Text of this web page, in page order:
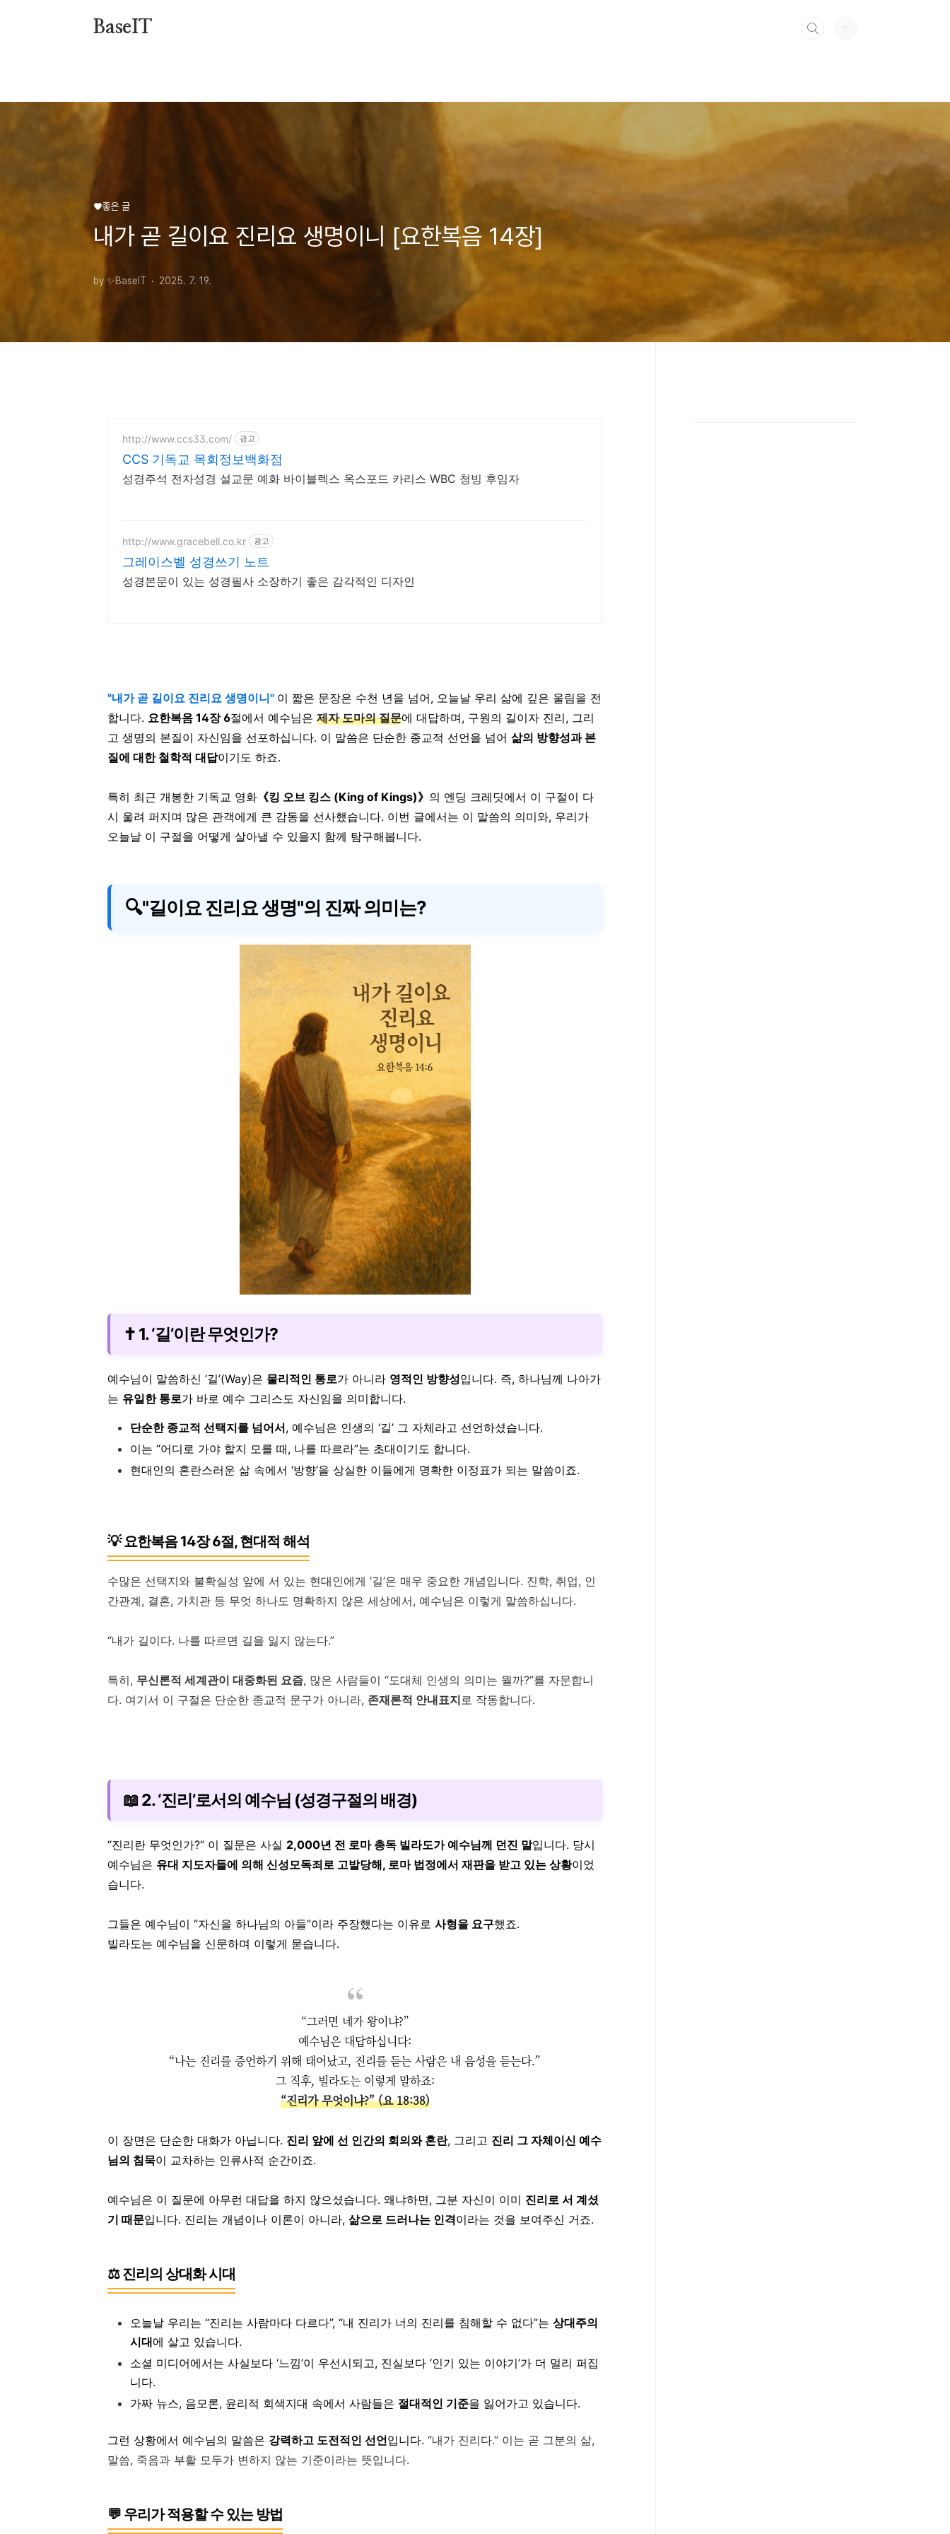
BaseIT
♥️좋은 글
내가 곧 길이요 진리요 생명이니 [요한복음 14장]
by ✨BaseIT 2025. 7. 19.
http://www.ccs33.com/ 광고
CCS 기독교 목회정보백화점
성경주석 전자성경 설교문 예화 바이블렉스 옥스포드 카리스 WBC 청빙 후임자
http://www.gracebell.co.kr 광고
그레이스벨 성경쓰기 노트
성경본문이 있는 성경필사 소장하기 좋은 감각적인 디자인
"내가 곧 길이요 진리요 생명이니" 이 짧은 문장은 수천 년을 넘어, 오늘날 우리 삶에 깊은 울림을 전
합니다. 요한복음 14장 6절에서 예수님은 제자 도마의 질문에 대답하며, 구원의 길이자 진리, 그리
고 생명의 본질이 자신임을 선포하십니다. 이 말씀은 단순한 종교적 선언을 넘어 삶의 방향성과 본
질에 대한 철학적 대답이기도 하죠.
특히 최근 개봉한 기독교 영화 《킹 오브 킹스 (King of Kings)》 의 엔딩 크레딧에서 이 구절이 다
시 울려 퍼지며 많은 관객에게 큰 감동을 선사했습니다. 이번 글에서는 이 말씀의 의미와, 우리가
오늘날 이 구절을 어떻게 살아낼 수 있을지 함께 탐구해봅니다.
🔍"길이요 진리요 생명"의 진짜 의미는?
✝️ 1. ‘길’이란 무엇인가?
예수님이 말씀하신 ‘길’(Way)은 물리적인 통로가 아니라 영적인 방향성입니다. 즉, 하나님께 나아가
는 유일한 통로가 바로 예수 그리스도 자신임을 의미합니다.
단순한 종교적 선택지를 넘어서, 예수님은 인생의 ‘길’ 그 자체라고 선언하셨습니다.
이는 “어디로 가야 할지 모를 때, 나를 따르라”는 초대이기도 합니다.
현대인의 혼란스러운 삶 속에서 ‘방향’을 상실한 이들에게 명확한 이정표가 되는 말씀이죠.
💡 요한복음 14장 6절, 현대적 해석
수많은 선택지와 불확실성 앞에 서 있는 현대인에게 ‘길’은 매우 중요한 개념입니다. 진학, 취업, 인
간관계, 결혼, 가치관 등 무엇 하나도 명확하지 않은 세상에서, 예수님은 이렇게 말씀하십니다.
“내가 길이다. 나를 따르면 길을 잃지 않는다.”
특히, 무신론적 세계관이 대중화된 요즘, 많은 사람들이 “도대체 인생의 의미는 뭘까?”를 자문합니
다. 여기서 이 구절은 단순한 종교적 문구가 아니라, 존재론적 안내표지 로 작동합니다.
📖 2. ‘진리’로서의 예수님 (성경구절의 배경)
“진리란 무엇인가?” 이 질문은 사실 2,000년 전 로마 총독 빌라도가 예수님께 던진 말입니다. 당시
예수님은 유대 지도자들에 의해 신성모독죄로 고발당해, 로마 법정에서 재판을 받고 있는 상황이었
습니다.
그들은 예수님이 “자신을 하나님의 아들”이라 주장했다는 이유로 사형을 요구했죠.
빌라도는 예수님을 신문하며 이렇게 묻습니다.
“그러면 네가 왕이냐?”
예수님은 대답하십니다:
“나는 진리를 증언하기 위해 태어났고, 진리를 듣는 사람은 내 음성을 듣는다.”
그 직후, 빌라도는 이렇게 말하죠:
“진리가 무엇이냐?” (요 18:38)
이 장면은 단순한 대화가 아닙니다. 진리 앞에 선 인간의 회의와 혼란, 그리고 진리 그 자체이신 예수
님의 침묵이 교차하는 인류사적 순간이죠.
예수님은 이 질문에 아무런 대답을 하지 않으셨습니다. 왜냐하면, 그분 자신이 이미 진리로 서 계셨
기 때문입니다. 진리는 개념이나 이론이 아니라, 삶으로 드러나는 인격이라는 것을 보여주신 거죠.
⚖️ 진리의 상대화 시대
오늘날 우리는 “진리는 사람마다 다르다”, “내 진리가 너의 진리를 침해할 수 없다”는 상대주의
시대에 살고 있습니다.
소셜 미디어에서는 사실보다 ‘느낌’이 우선시되고, 진실보다 ‘인기 있는 이야기’가 더 멀리 퍼집
니다.
가짜 뉴스, 음모론, 윤리적 회색지대 속에서 사람들은 절대적인 기준을 잃어가고 있습니다.
그런 상황에서 예수님의 말씀은 강력하고 도전적인 선언입니다. “내가 진리다.” 이는 곧 그분의 삶,
말씀, 죽음과 부활 모두가 변하지 않는 기준이라는 뜻입니다.
💬 우리가 적용할 수 있는 방법